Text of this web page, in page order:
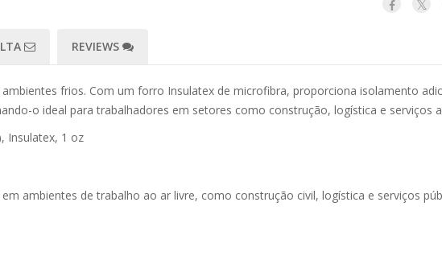
REVIEWS
frios. Com um forro Insulatex de microfibra, proporciona isolamento
o ideal para trabalhadores em setores como construção, logística e serviços
Insulatex, 1 oz
ambientes de trabalho ao ar livre, como construção civil, logística e serviços